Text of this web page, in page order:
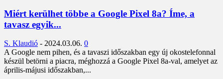
Miért kerülhet többe a Google Pixel 8a? Íme, a
tavasz egyik...
S. Klaudió - 2024.03.06. 0
A Google nem pihen, és a tavaszi időszakban egy új okostelefonnal
készül betörni a piacra, méghozzá a Google Pixel 8a-val, amelyet az
április-májusi időszakban,...